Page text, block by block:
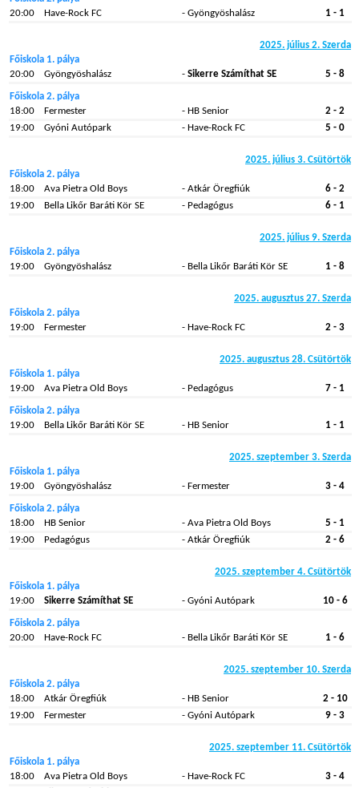
20:00
Have-Rock FC - Gyöngyöshalász 1 - 1
2025. július 2. Szerda
Főiskola 1. pálya
20:00
Gyöngyöshalász - Sikerre Számíthat SE 5 - 8
Főiskola 2. pálya
18:00
Fermester - HB Senior
2 - 2
19:00
Gyóni Autópark - Have-Rock FC 5 - 0
2025. július 3. Csütörtök
Főiskola 2. pálya
18:00
Ava Pietra Old Boys - Atkár Öregfiúk
6 - 2
19:00
Bella Likőr Baráti Kör SE - Pedagógus 6 - 1
2025. július 9. Szerda
Főiskola 2. pálya
19:00
Gyöngyöshalász - Bella Likőr Baráti Kör SE 1 - 8
2025. augusztus 27. Szerda
Főiskola 2. pálya
19:00
Fermester - Have-Rock FC 2 - 3
2025. augusztus 28. Csütörtök
Főiskola 1. pálya
19:00
Ava Pietra Old Boys - Pedagógus 7 - 1
Főiskola 2. pálya
19:00
Bella Likőr Baráti Kör SE - HB Senior 1 - 1
2025. szeptember 3. Szerda
Főiskola 1. pálya
19:00
Gyöngyöshalász - Fermester 3 - 4
Főiskola 2. pálya
18:00
HB Senior - Ava Pietra Old Boys
5 - 1
19:00
Pedagógus - Atkár Öregfiúk 2 - 6
2025. szeptember 4. Csütörtök
Főiskola 1. pálya
19:00
Sikerre Számíthat SE - Gyóni Autópark 10 - 6
Főiskola 2. pálya
20:00
Have-Rock FC - Bella Likőr Baráti Kör SE 1 - 6
2025. szeptember 10. Szerda
Főiskola 2. pálya
18:00
Atkár Öregfiúk - HB Senior
2 - 10
19:00
Fermester - Gyóni Autópark 9 - 3
2025. szeptember 11. Csütörtök
Főiskola 1. pálya
18:00
Ava Pietra Old Boys - Have-Rock FC
3 - 4